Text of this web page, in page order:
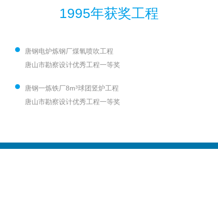
1995年获奖工程
唐钢电炉炼钢厂煤氧喷吹工程
唐山市勘察设计优秀工程一等奖
唐钢一炼铁厂8m³球团竖炉工程
唐山市勘察设计优秀工程一等奖